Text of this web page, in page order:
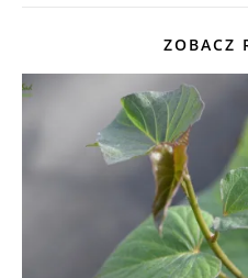
ZOBACZ